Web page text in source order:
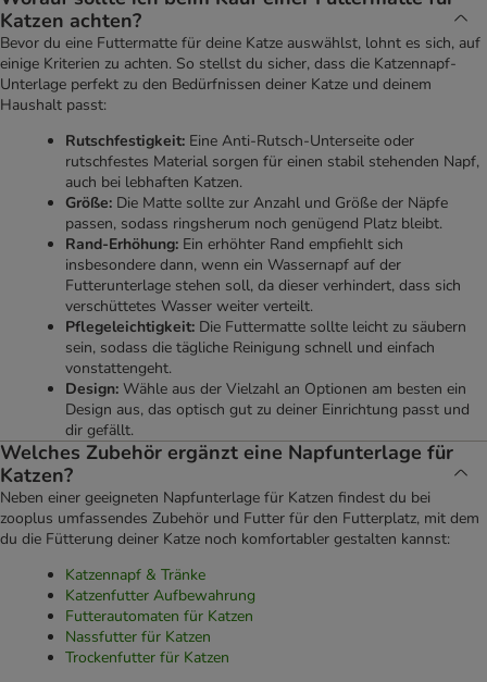
Katzen achten?
Bevor du eine Futtermatte für deine Katze auswählst, lohnt es sich, auf
einige Kriterien zu achten. So stellst du sicher, dass die Katzennapf-
Unterlage perfekt zu den Bedürfnissen deiner Katze und deinem
Haushalt passt:
Rutschfestigkeit: Eine Anti-Rutsch-Unterseite oder
rutschfestes Material sorgen für einen stabil stehenden Napf,
auch bei lebhaften Katzen.
Größe: Die Matte sollte zur Anzahl und Größe der Näpfe
passen, sodass ringsherum noch genügend Platz bleibt.
Rand-Erhöhung: Ein erhöhter Rand empfiehlt sich
insbesondere dann, wenn ein Wassernapf auf der
Futterunterlage stehen soll, da dieser verhindert, dass sich
verschüttetes Wasser weiter verteilt.
Pflegeleichtigkeit: Die Futtermatte sollte leicht zu säubern
sein, sodass die tägliche Reinigung schnell und einfach
vonstattengeht.
Design: Wähle aus der Vielzahl an Optionen am besten ein
Design aus, das optisch gut zu deiner Einrichtung passt und
dir gefällt.
Welches Zubehör ergänzt eine Napfunterlage für
Katzen?
Neben einer geeigneten Napfunterlage für Katzen findest du bei
zooplus umfassendes Zubehör und Futter für den Futterplatz, mit dem
du die Fütterung deiner Katze noch komfortabler gestalten kannst:
Katzennapf & Tränke
Katzenfutter Aufbewahrung
Futterautomaten für Katzen
Nassfutter für Katzen
Trockenfutter für Katzen